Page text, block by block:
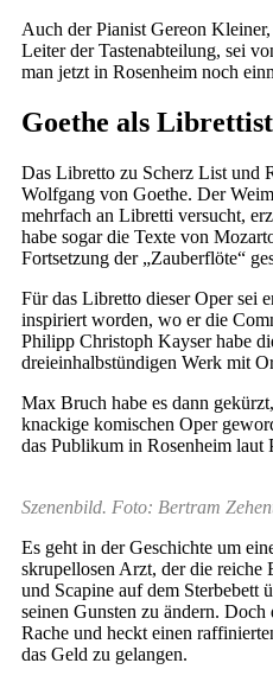
Auch der Pianist Gereon
Leiter der Tastenabteilung, sei
man jetzt in Rosenheim noch
Goethe als Librettist
Das Libretto zu Scherz List und
Wolfgang von Goethe. Der
mehrfach an Libretti versucht,
habe sogar die Texte von
Fortsetzung der „Zauberflöte“
Für das Libretto dieser Oper sei
inspiriert worden, wo er die
Philipp Christoph Kayser habe
dreieinhalbstündigen Werk mit
Max Bruch habe es dann
knackige komischen Oper
das Publikum in Rosenheim laut
Szenenbild. Foto: Bertram
Es geht in der Geschichte um
skrupellosen Arzt, der die reiche
und Scapine auf dem Sterbebett
seinen Gunsten zu ändern. Doch
Rache und heckt einen
das Geld zu gelangen.